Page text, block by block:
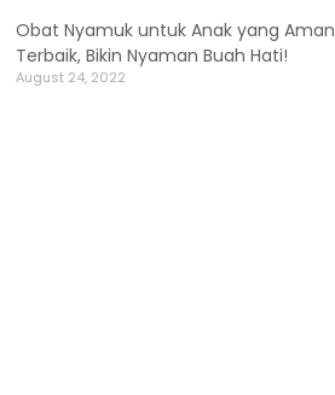
Obat Nyamuk untuk Anak yang Aman
Terbaik, Bikin Nyaman Buah Hati!
August 24, 2022